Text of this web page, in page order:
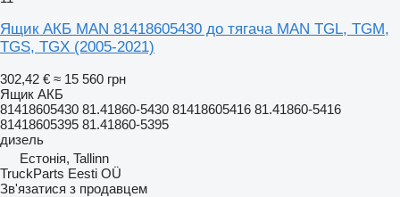
Ящик АКБ MAN 81418605430 до тягача MAN TGL, TGM,
TGS, TGX (2005-2021)
302,42 € ≈ 15 560 грн
Ящик АКБ
81418605430 81.41860-5430 81418605416 81.41860-5416
81418605395 81.41860-5395
дизель
Естонія, Tallinn
TruckParts Eesti OÜ
Зв'язатися з продавцем